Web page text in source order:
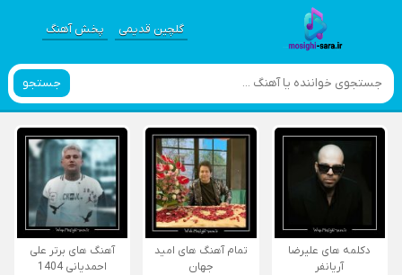
گلچین قدیمی پخش آهنگ
جستجو
دکلمه های علیرضا
آریانفر
تمام آهنگ های امید
جهان
آهنگ های برتر علی
احمدیانی 1404